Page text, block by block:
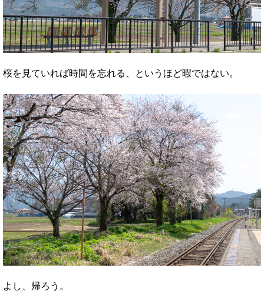
桜を見ていれば時間を忘れる、というほど暇ではない。
よし、帰ろう。